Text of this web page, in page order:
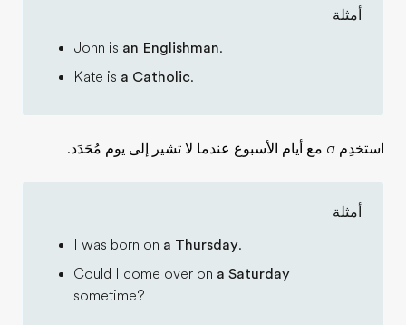
أمثلة
John is an Englishman.
Kate is a Catholic.
استخدِم a مع أيام الأسبوع عندما لا تشير إلى يوم مُحَدَد.
أمثلة
I was born on a Thursday.
Could I come over on a Saturday
sometime?